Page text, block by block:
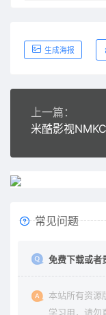
生成海报
上一篇：
常见问题
免费下载或者
本站所有资源
学习用，请勿